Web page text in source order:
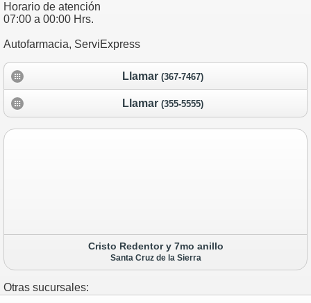
Horario de atención
07:00 a 00:00 Hrs.
Autofarmacia, ServiExpress
Llamar (367-7467)
Llamar (355-5555)
Cristo Redentor y 7mo anillo
Santa Cruz de la Sierra
Otras sucursales: